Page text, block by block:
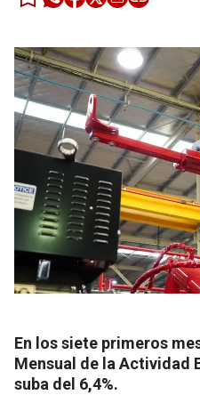
En los siete primeros
Mensual de la Actividad
suba del 6,4%.